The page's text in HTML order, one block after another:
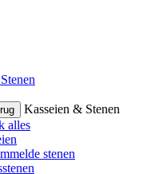
Kasseien & Stenen
alles
stenen